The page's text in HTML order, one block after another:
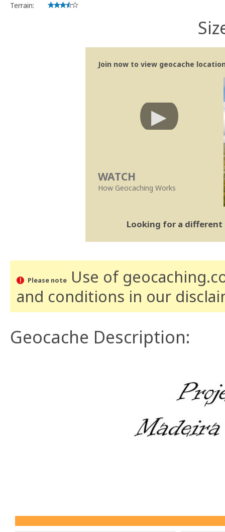
Terrain:
Join now to view geocache
WATCH
How Geocaching Works
Looking for a different
Please noteUse of
and conditions in our
Geocache Description: